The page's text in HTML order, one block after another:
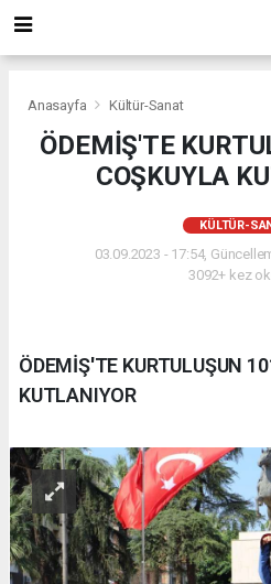
Anasayfa Kültür-Sanat
ÖDEMİŞ'TE
COŞKUYLA
KÜLTÜR-
03.09.2023 - 17:54,
3092+ kez
ÖDEMİŞ'TE KURTULUŞUN
KUTLANIYOR